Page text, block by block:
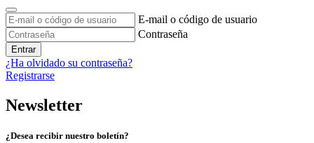
E-mail o código de usuario
Contraseña
Entrar
¿Ha olvidado su contraseña?
Registrarse
Newsletter
¿Desea recibir nuestro boletín?